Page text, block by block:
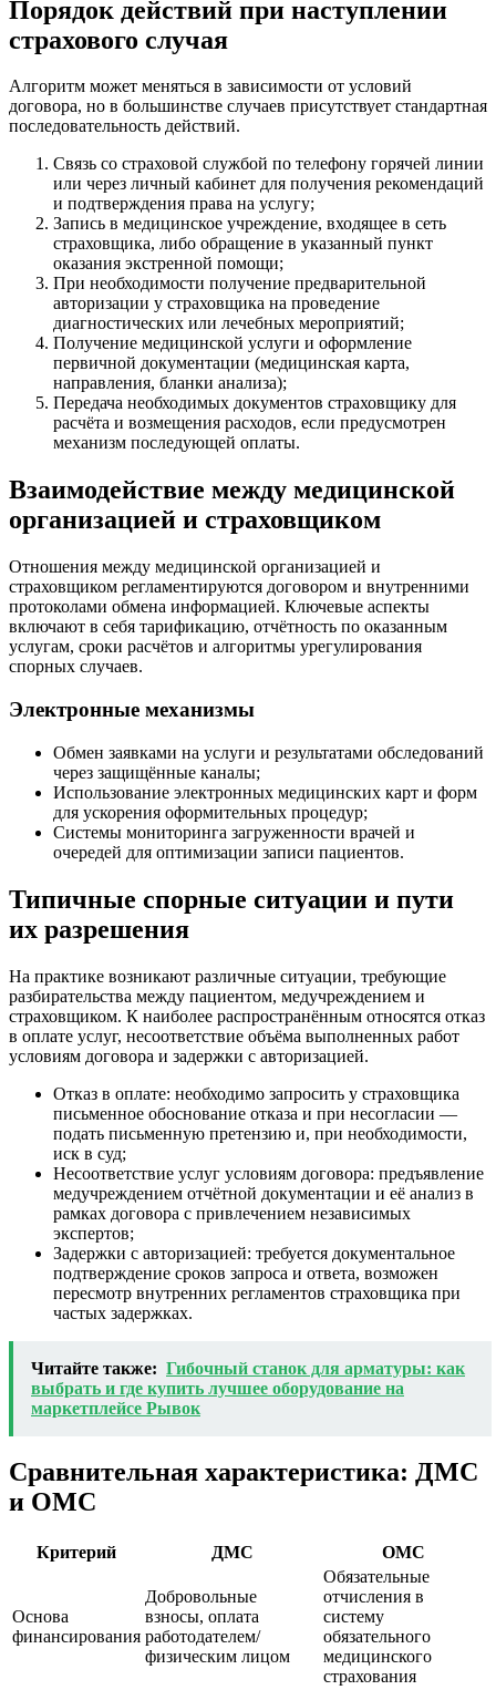
Порядок действий при наступлении
страхового случая
Алгоритм может меняться в зависимости от условий
договора, но в большинстве случаев присутствует стандартная
последовательность действий.
Связь со страховой службой по телефону горячей линии
или через личный кабинет для получения рекомендаций
и подтверждения права на услугу;
Запись в медицинское учреждение, входящее в сеть
страховщика, либо обращение в указанный пункт
оказания экстренной помощи;
При необходимости получение предварительной
авторизации у страховщика на проведение
диагностических или лечебных мероприятий;
Получение медицинской услуги и оформление
первичной документации (медицинская карта,
направления, бланки анализа);
Передача необходимых документов страховщику для
расчёта и возмещения расходов, если предусмотрен
механизм последующей оплаты.
Взаимодействие между медицинской
организацией и страховщиком
Отношения между медицинской организацией и
страховщиком регламентируются договором и внутренними
протоколами обмена информацией. Ключевые аспекты
включают в себя тарификацию, отчётность по оказанным
услугам, сроки расчётов и алгоритмы урегулирования
спорных случаев.
Электронные механизмы
Обмен заявками на услуги и результатами обследований
через защищённые каналы;
Использование электронных медицинских карт и форм
для ускорения оформительных процедур;
Системы мониторинга загруженности врачей и
очередей для оптимизации записи пациентов.
Типичные спорные ситуации и пути
их разрешения
На практике возникают различные ситуации, требующие
разбирательства между пациентом, медучреждением и
страховщиком. К наиболее распространённым относятся отказ
в оплате услуг, несоответствие объёма выполненных работ
условиям договора и задержки с авторизацией.
Отказ в оплате: необходимо запросить у страховщика
письменное обоснование отказа и при несогласии —
подать письменную претензию и, при необходимости,
иск в суд;
Несоответствие услуг условиям договора: предъявление
медучреждением отчётной документации и её анализ в
рамках договора с привлечением независимых
экспертов;
Задержки с авторизацией: требуется документальное
подтверждение сроков запроса и ответа, возможен
пересмотр внутренних регламентов страховщика при
частых задержках.
Читайте также: Гибочный станок для арматуры: как
выбрать и где купить лучшее оборудование на
маркетплейсе Рывок
Сравнительная характеристика: ДМС
и ОМС
Критерий ДМС ОМС
Основа
финансирования
Добровольные
взносы, оплата
работодателем/
физическим лицом
Обязательные
отчисления в
систему
обязательного
медицинского
страхования